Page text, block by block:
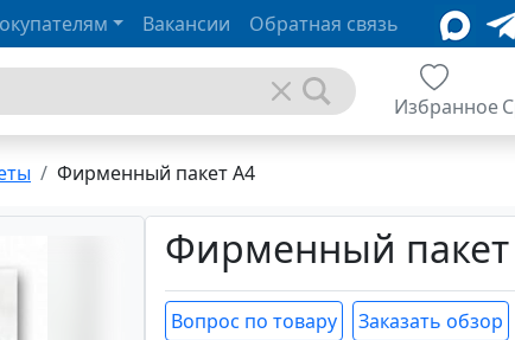
Вакансии Обратная связь
Избранное
Фирменный пакет А4
Фирменный
Вопрос по товару
Заказать обзор